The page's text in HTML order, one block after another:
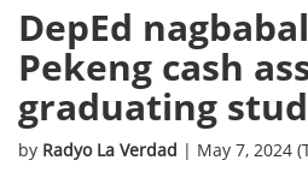
DepEd
Pekeng cash
graduating
by Radyo La Verdad | May 7, 2024